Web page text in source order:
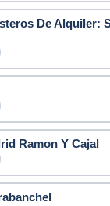
De Alquiler:
Ramon Y Cajal